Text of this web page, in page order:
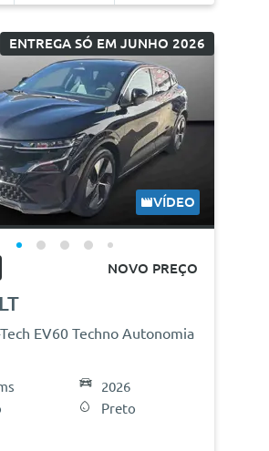
ENTREGA SÓ EM JUNHO 2026
VÍDEO
NOVO PREÇO
EV60 Techno Autonomia
2026
Preto